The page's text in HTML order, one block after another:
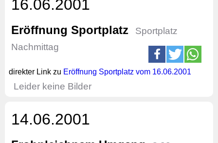
16.06.2001
Eröffnung Sportplatz
Sportplatz
Nachmittag
direkter Link zu Eröffnung Sportplatz vom 16.06.2001
Leider keine Bilder
14.06.2001